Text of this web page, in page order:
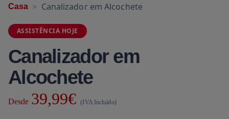
Casa Canalizador em Alcochete
ASSISTÊNCIA HOJE
Canalizador em
Alcochete
Desde 39,99€(IVA Incluído)